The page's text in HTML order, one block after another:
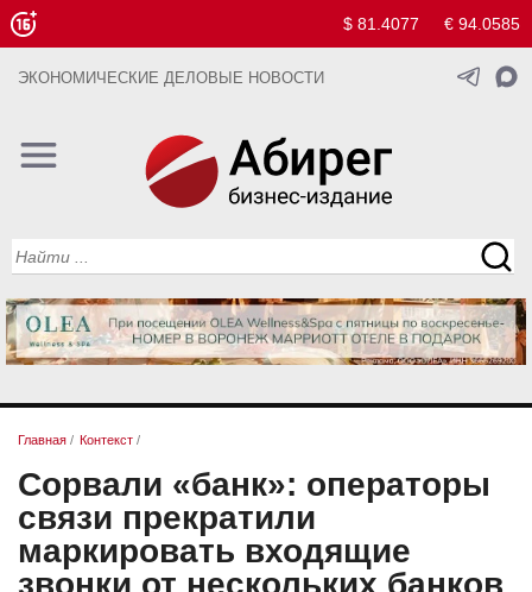
$ 81.4077 € 94.0585
ЭКОНОМИЧЕСКИЕ ДЕЛОВЫЕ НОВОСТИ
Главная / Контекст /
Сорвали «банк»: операторы
связи прекратили
маркировать входящие
звонки от нескольких банков